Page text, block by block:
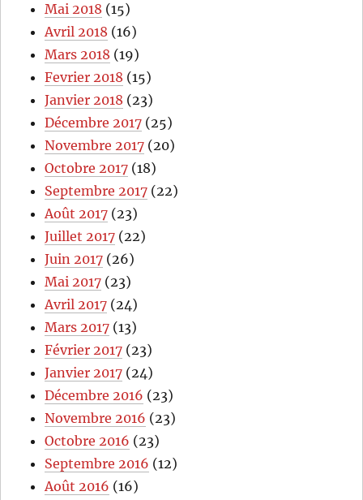
Mai 2018 (15)
Avril 2018 (16)
Mars 2018 (19)
Fevrier 2018 (15)
Janvier 2018 (23)
Décembre 2017 (25)
Novembre 2017 (20)
Octobre 2017 (18)
Septembre 2017 (22)
Août 2017 (23)
Juillet 2017 (22)
Juin 2017 (26)
Mai 2017 (23)
Avril 2017 (24)
Mars 2017 (13)
Février 2017 (23)
Janvier 2017 (24)
Décembre 2016 (23)
Novembre 2016 (23)
Octobre 2016 (23)
Septembre 2016 (12)
Août 2016 (16)